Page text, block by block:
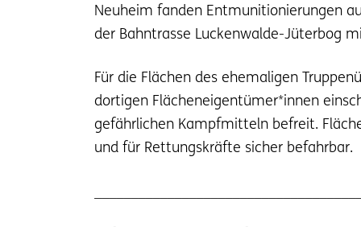
Neuheim fanden Entmunitionierungen
der Bahntrasse Luckenwalde-Jüterbog
Für die Flächen des ehemaligen
dortigen Flächeneigentümer*innen
gefährlichen Kampfmitteln befreit.
und für Rettungskräfte sicher befahrbar.